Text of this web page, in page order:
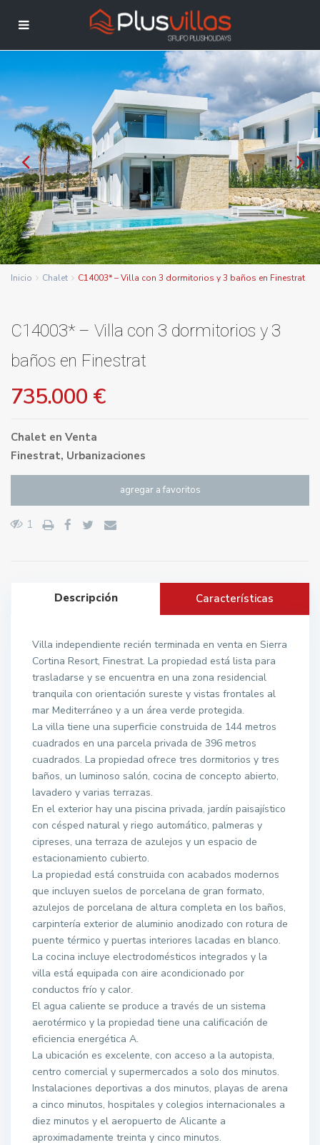
Inicio Chalet C14003* – Villa con 3 dormitorios y 3 baños en Finestrat
C14003* – Villa con 3 dormitorios y 3
baños en Finestrat
735.000 €
Chalet en Venta
Finestrat, Urbanizaciones
agregar a favoritos
1
Descripción Características
Villa independiente recién terminada en venta en Sierra
Cortina Resort, Finestrat. La propiedad está lista para
trasladarse y se encuentra en una zona residencial
tranquila con orientación sureste y vistas frontales al
mar Mediterráneo y a un área verde protegida.
La villa tiene una superficie construida de 144 metros
cuadrados en una parcela privada de 396 metros
cuadrados. La propiedad ofrece tres dormitorios y tres
baños, un luminoso salón, cocina de concepto abierto,
lavadero y varias terrazas.
En el exterior hay una piscina privada, jardín paisajístico
con césped natural y riego automático, palmeras y
cipreses, una terraza de azulejos y un espacio de
estacionamiento cubierto.
La propiedad está construida con acabados modernos
que incluyen suelos de porcelana de gran formato,
azulejos de porcelana de altura completa en los baños,
carpintería exterior de aluminio anodizado con rotura de
puente térmico y puertas interiores lacadas en blanco.
La cocina incluye electrodomésticos integrados y la
villa está equipada con aire acondicionado por
conductos frío y calor.
El agua caliente se produce a través de un sistema
aerotérmico y la propiedad tiene una calificación de
eficiencia energética A.
La ubicación es excelente, con acceso a la autopista,
centro comercial y supermercados a solo dos minutos.
Instalaciones deportivas a dos minutos, playas de arena
a cinco minutos, hospitales y colegios internacionales a
diez minutos y el aeropuerto de Alicante a
aproximadamente treinta y cinco minutos.